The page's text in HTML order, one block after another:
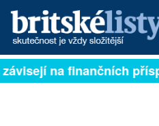
PŘIHLÁSIT
na finančních